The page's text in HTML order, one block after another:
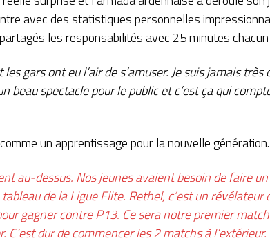
avec des statistiques personnelles
les responsabilités avec 25 minutes
gars ont eu l’air de s’amuser. Je suis jamais
beau spectacle pour le public et c’est ça qui
un apprentissage pour la nouvelle génération.
au-dessus. Nos jeunes avaient besoin de faire
de la Ligue Elite. Rethel, c’est un
gagner contre P13. Ce sera notre premier
C’est dur de commencer les 2 matchs à l’extérieur.